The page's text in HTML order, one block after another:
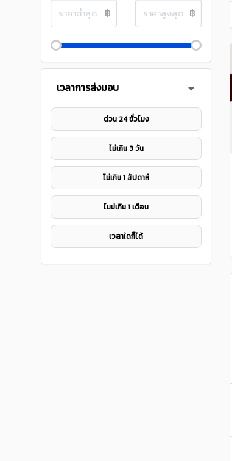
฿ ฿
เวลาการส่งมอบ
ด่วน 24 ชั่วโมง
ไม่เกิน 3 วัน
ไม่เกิน 1 สัปดาห์
ไมม่เกิน 1 เดือน
เวลาใดก็ได้